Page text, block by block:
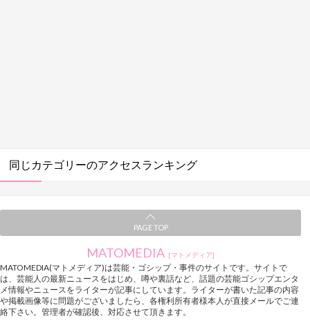
同じカテゴリーのアクセスランキング
PAGE TOP
MATOMEDIA [マトメディア]
MATOMEDIA(マトメディア)は芸能・ゴシップ・事件のサイトです。サイトで
は、芸能人の最新ニュースをはじめ、噂や裏話など、話題の芸能ゴシップエンタ
メ情報やニュースをライターが記事にしています。ライターが書いた記事の内容
や掲載画像等に問題がございましたら、各権利所有者様本人が直接メールでご連
絡下さい。管理者が確認後、対応させて頂きます。